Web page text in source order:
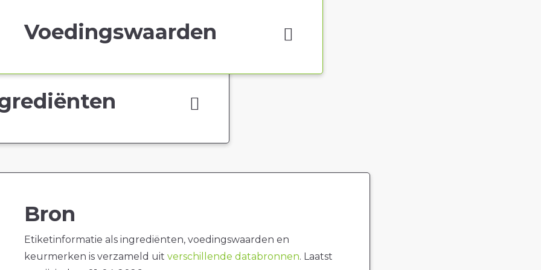
Voedingswaarden
Bron
Etiketinformatie als ingrediënten, voedingswaarden en
keurmerken is verzameld uit verschillende databronnen. Laatst